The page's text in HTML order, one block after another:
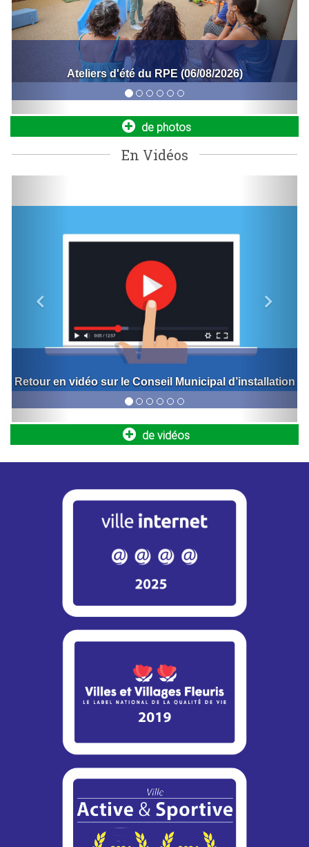
Nouvelle navette seniors : simplifiez vos
déplacements dès le 1er septembre !
La Ville met en place un nouveau service de transport dédié
aux seniors de 64 ans et plus, aux personnes à mobilité
électriques
Engagée dans la transition écologique et le développement
des mobilités durables, la Ville poursuit le déploiement...
Opération Tranquillité Absence : partez en
vacances l’esprit serein !
Vous vous absentez pendant les vacances d’été ? La
Info travaux – RN12 / Montigny-le-
Bretonneux
Dans le cadre de son programme d’entretien, la DiRIF
engage des travaux de réhabilitation de la bretelle 8b de la
Afin de s’adapter à la baisse de fréquentation durant la
période estivale, les horaires d’ouverture du bureau de
Bal de la fête nationale (06/07/2026)
de photos
En Vidéos
marché
de vidéos